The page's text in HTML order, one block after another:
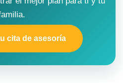
cita de asesoría